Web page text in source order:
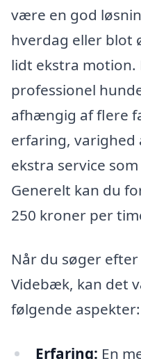
være en god
hverdag eller blot
lidt ekstra motion.
professionel
afhængig af flere
erfaring, varighed
ekstra service
Generelt kan du
250 kroner per
Når du søger
Videbæk, kan det
følgende aspekter:
Erfaring: En